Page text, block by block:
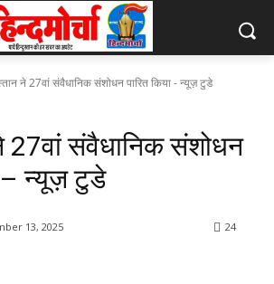
ने 27वां संवैधानिक संशोधन पारित किया - न्यूज़ टुडे
27वां संवैधानिक संशोधन
– न्यूज़ टुडे
13, 2025 24